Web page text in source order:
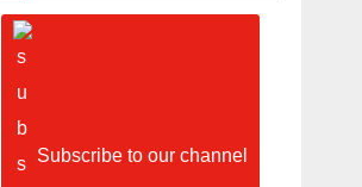
Subscribe to our channel